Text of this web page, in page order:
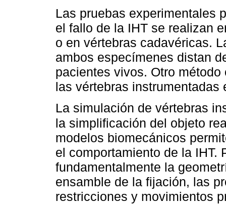
Las pruebas experimentales
el fallo de la IHT se realizan
o en vértebras cadavéricas.
ambos especímenes distan
pacientes vivos. Otro
las vértebras
La simulación de vértebras
la simplificación del objeto
modelos biomecánicos
el comportamiento de la IHT.
fundamentalmente la
ensamble de la fijación, las
restricciones y movimientos